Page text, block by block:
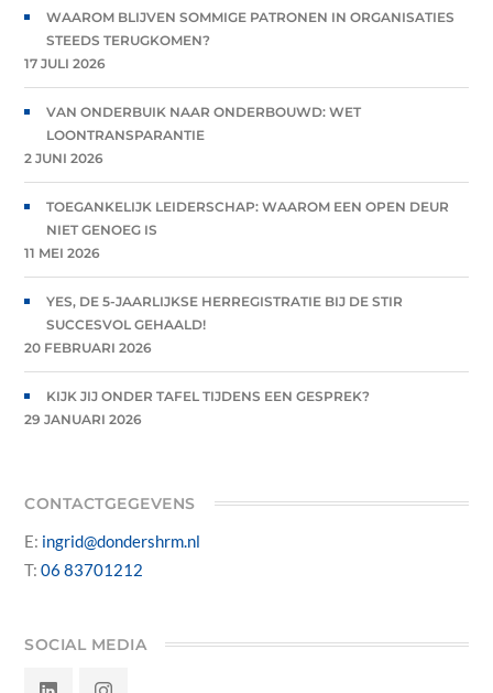
WAAROM BLIJVEN SOMMIGE PATRONEN IN ORGANISATIES
STEEDS TERUGKOMEN?
17 JULI 2026
VAN ONDERBUIK NAAR ONDERBOUWD: WET
LOONTRANSPARANTIE
2 JUNI 2026
TOEGANKELIJK LEIDERSCHAP: WAAROM EEN OPEN DEUR
NIET GENOEG IS
11 MEI 2026
YES, DE 5-JAARLIJKSE HERREGISTRATIE BIJ DE STIR
SUCCESVOL GEHAALD!
20 FEBRUARI 2026
KIJK JIJ ONDER TAFEL TIJDENS EEN GESPREK?
29 JANUARI 2026
CONTACTGEGEVENS
E: ingrid@dondershrm.nl
T:06 83701212
SOCIAL MEDIA